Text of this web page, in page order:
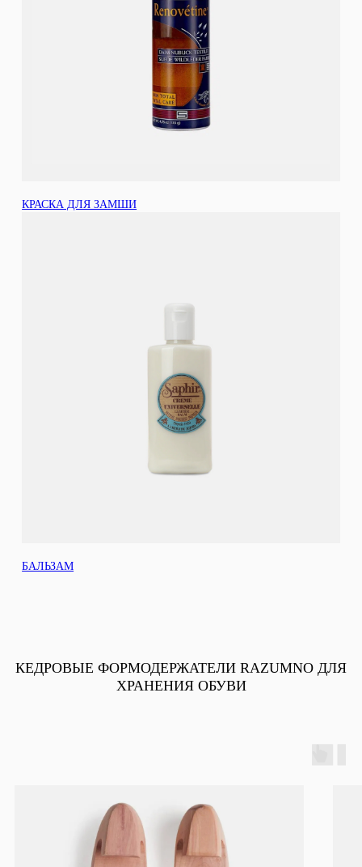
КРАСКА ДЛЯ ЗАМШИ
БАЛЬЗАМ
КЕДРОВЫЕ ФОРМОДЕРЖАТЕЛИ RAZUMNO ДЛЯ
ХРАНЕНИЯ ОБУВИ